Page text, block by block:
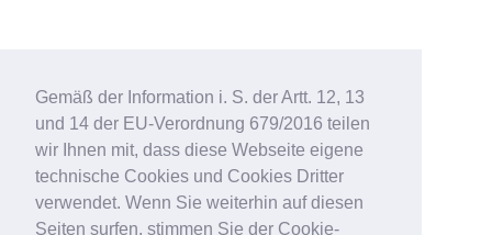
Gemäß der Information i. S. der Artt. 12, 13
und 14 der EU-Verordnung 679/2016 teilen
wir Ihnen mit, dass diese Webseite eigene
technische Cookies und Cookies Dritter
verwendet. Wenn Sie weiterhin auf diesen
Seiten surfen, stimmen Sie der Cookie-